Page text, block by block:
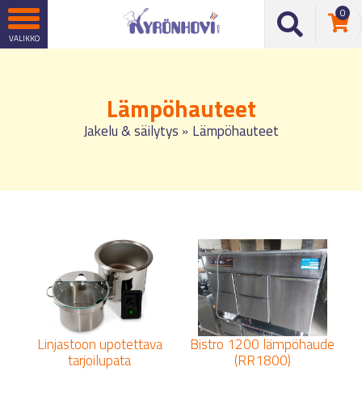
0
Lämpöhauteet
Jakelu & säilytys » Lämpöhauteet
Linjastoon upotettava
tarjoilupata
Bistro 1200 lämpöhaude
(RR1800)